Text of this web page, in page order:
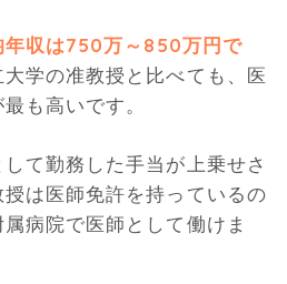
年収は750万～850万円で
学の准教授と比べても、医
も高いです。
て勤務した手当が上乗せさ
は医師免許を持っているの
病院で医師として働けま